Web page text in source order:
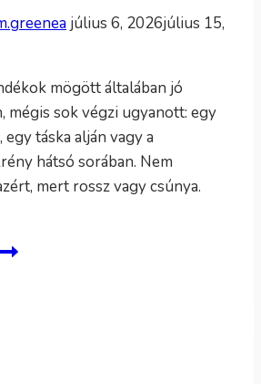
július 6, 2026július 15,
mögött általában jó
mégis sok végzi ugyanott: egy
táska alján vagy a
hátsó sorában. Nem
mert rossz vagy csúnya.